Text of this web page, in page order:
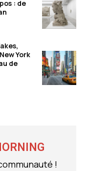
: de
York
de
!